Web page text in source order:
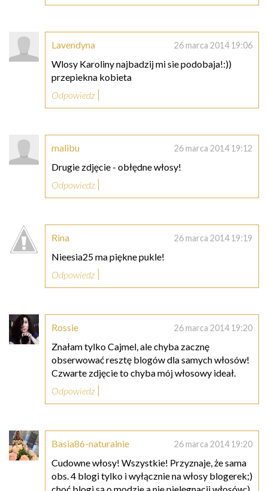
Lavendyna 26 marca 2014 19:06
Wlosy Karoliny najbadzij mi sie podobaja!:))
przepiekna kobieta
Odpowiedz
malibu 26 marca 2014 19:12
Drugie zdjęcie - obłędne włosy!
Odpowiedz
Rina 26 marca 2014 19:19
Nieesia25 ma piękne pukle!
Odpowiedz
Rossie 26 marca 2014 19:20
Znałam tylko Cajmel, ale chyba zacznę
obserwować resztę blogów dla samych włosów!
Czwarte zdjęcie to chyba mój włosowy ideał.
Odpowiedz
Basia86-naturalnie 26 marca 2014 19:20
Cudowne włosy! Wszystkie! Przyznaje, że sama
obs. 4 blogi tylko i wyłącznie na włosy blogerek;)